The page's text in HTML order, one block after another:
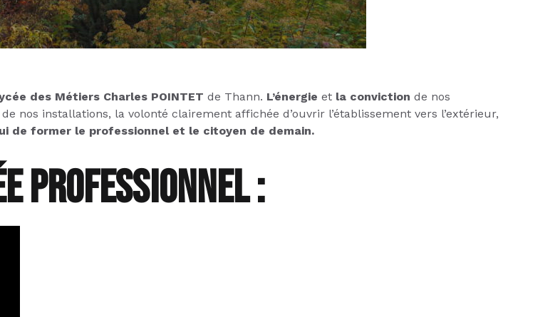
des Métiers Charles POINTET de Thann. L’énergie et la conviction de nos
de nos installations, la volonté clairement affichée d’ouvrir l’établissement vers l’extérieur,
de former le professionnel et le citoyen de demain.
professionnel :